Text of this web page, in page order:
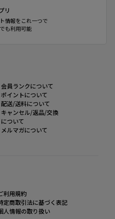
リ
情報をこれ一つで
も利用可能
会員ランクについて
ポイントについて
配送/送料について
キャンセル/返品/交換
について
メルマガについて
利用規約
定商取引法に基づく表記
人情報の取り扱い